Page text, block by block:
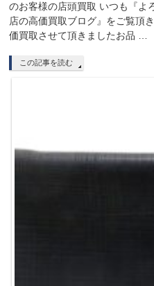
のお客様の店頭買取 いつも『よ
店の高価買取ブログ』をご覧頂
価買取させて頂きましたお品 …
この記事を読む